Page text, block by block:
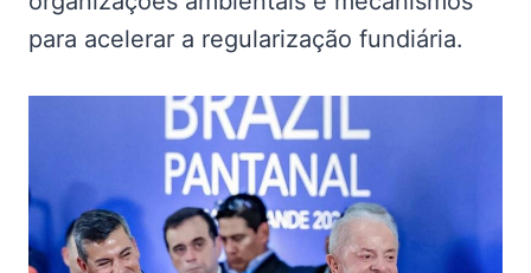
para acelerar a regularização fundiária.